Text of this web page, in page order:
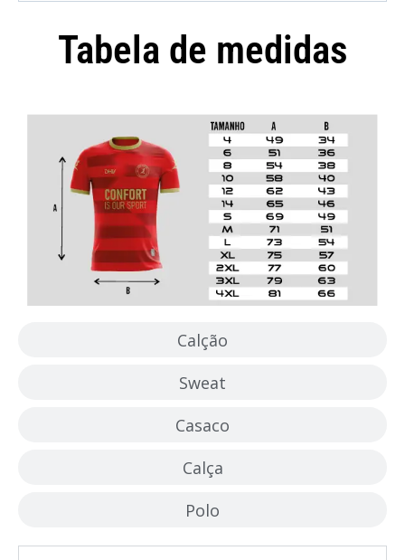
Tabela de medidas
Calção
Sweat
Casaco
Calça
Polo